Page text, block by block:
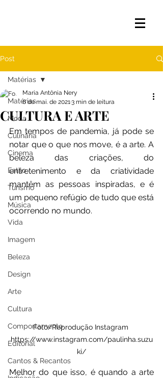
Post
Matérias
Moda
Culinária
Cinema
Estilo
Turismo
Música
Vida
Imagem
Beleza
Design
Arte
Cultura
Comportamento
Editorial
Cantos & Recantos
Matérias
CULTURA E ARTE
Maria Antônia Nery
6 de mai. de 20213 min de leitura
Em tempos de pandemia, já pode se
notar que o que nos move, é a arte. A
beleza das criações, do
entretenimento e da criatividade
mantêm as pessoas inspiradas, e é
um pequeno refúgio de tudo que está
ocorrendo no mundo.
Foto/Reprodução Instagram
https://www.instagram.com/paulinha.suzu
ki/
Melhor do que isso, é quando a arte